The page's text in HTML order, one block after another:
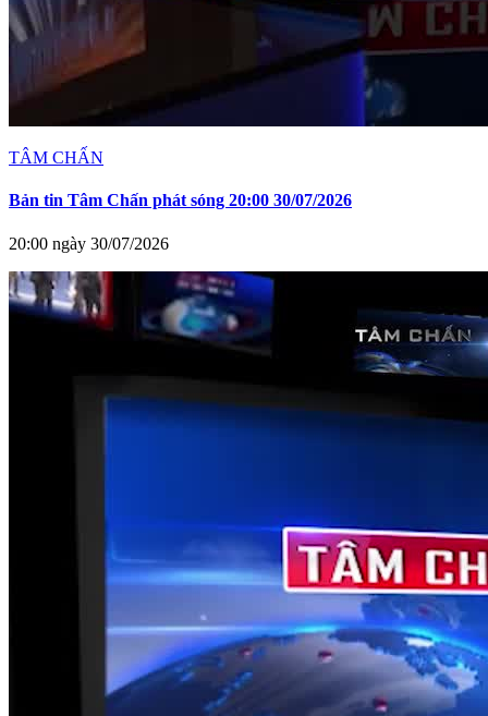
TÂM CHẤN
Bản tin Tâm Chấn phát sóng 20:00 30/07/2026
20:00 ngày 30/07/2026